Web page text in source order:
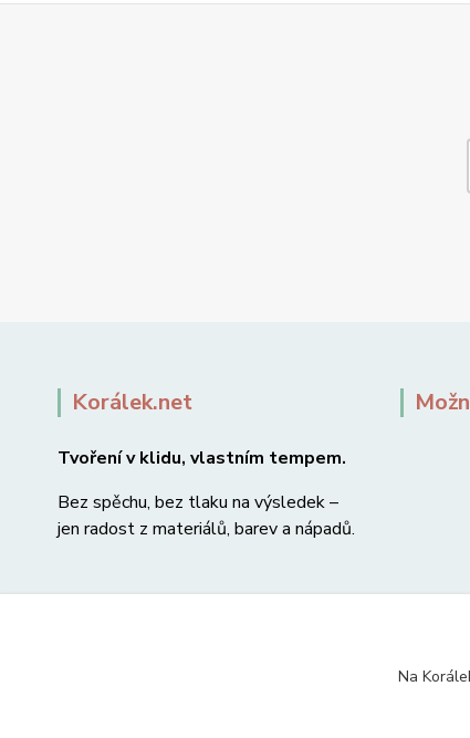
Korálek.net
Tvoření v klidu, vlastním tempem.
Bez spěchu, bez tlaku na výsledek –
jen radost z materiálů, barev a nápadů.
Na